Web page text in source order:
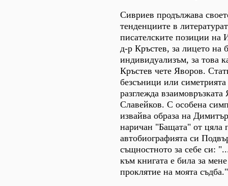
Сивриев продължава
тенденциите в
писателските позиции
д-р Кръстев, за лицето на
индивидуализъм, за това
Кръстев чете Яворов.
безсъници или
разглежда
Славейков. С особена
извайва образа на
наричан "Бащата" от цяла
автобиографията си
същностното за себе си:
към книгата е била за
проклятие на моята съдба."